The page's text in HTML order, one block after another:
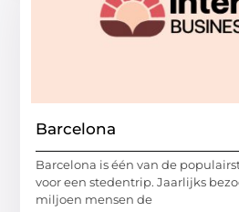
Barcelona
Barcelona is één van de
voor een stedentrip. Jaarlijks
miljoen mensen de